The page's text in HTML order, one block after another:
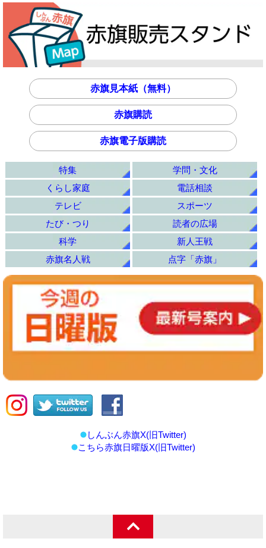
赤旗見本紙（無料）
赤旗購読
赤旗電子版購読
特集
学問・文化
くらし家庭
電話相談
テレビ
スポーツ
たび・つり
読者の広場
科学
新人王戦
赤旗名人戦
点字「赤旗」
しんぶん赤旗X(旧Twitter)
こちら赤旗日曜版X(旧Twitter)